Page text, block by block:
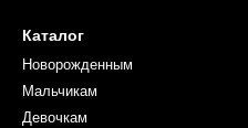
Каталог
Новорожденным
Мальчикам
Девочкам